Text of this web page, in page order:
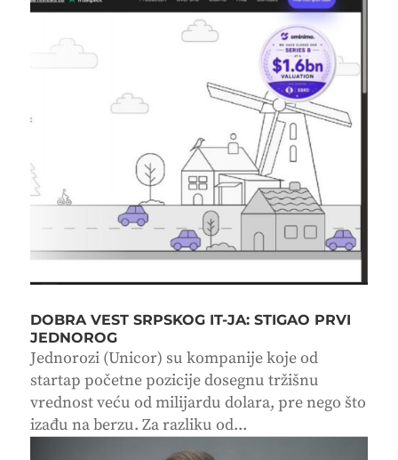
DOBRA VEST SRPSKOG IT-JA: STIGAO PRVI
JEDNOROG
Jednorozi (Unicor) su kompanije koje od
startap početne pozicije dosegnu tržišnu
vrednost veću od milijardu dolara, pre nego što
izađu na berzu. Za razliku od...